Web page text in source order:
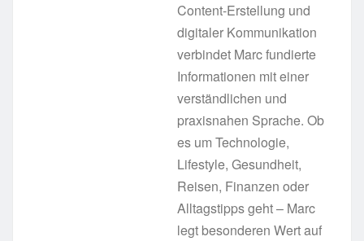
Content-Erstellung und
digitaler Kommunikation
verbindet Marc fundierte
Informationen mit einer
verständlichen und
praxisnahen Sprache. Ob
es um Technologie,
Lifestyle, Gesundheit,
Reisen, Finanzen oder
Alltagstipps geht – Marc
legt besonderen Wert auf